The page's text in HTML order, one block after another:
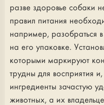
разве здоровье собаки
правил питания
например, разобраться
на его упаковке.
которыми маркируют
трудны для восприятия
ингредиенты зачастую
животных, а их